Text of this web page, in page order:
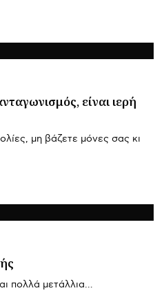
είναι ιερή
μη βάζετε μόνες σας κι
πολλά μετάλλια…